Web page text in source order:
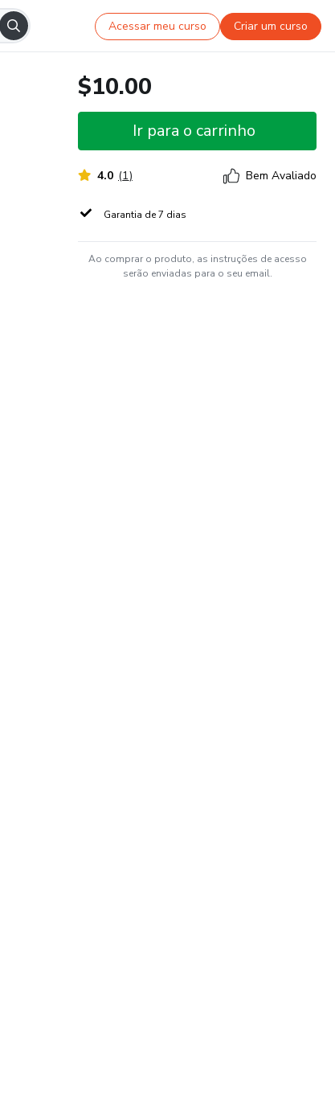
Acessar meu curso Criar um curso
$10.00
Ir para o carrinho
4.0 (1) Bem Avaliado
Garantia de 7 dias
Ao comprar o produto, as instruções de acesso
serão enviadas para o seu email.